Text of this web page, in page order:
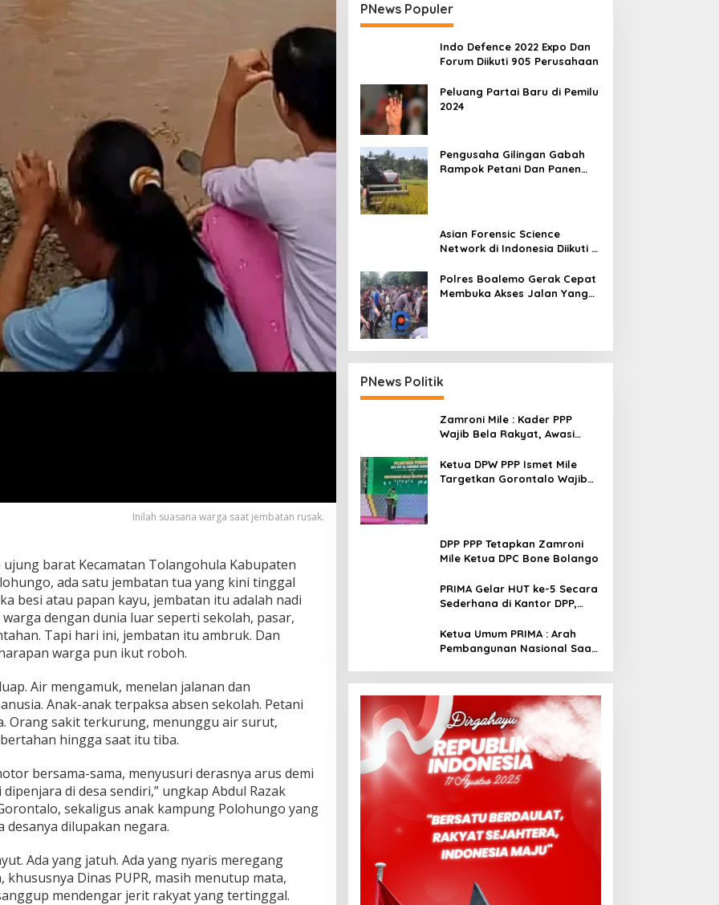
Inilah suasana warga saat jembatan rusak.
ujung barat Kecamatan Tolangohula Kabupaten
ada satu jembatan tua yang kini tinggal
besi atau papan kayu, jembatan itu adalah nadi
dengan dunia luar seperti sekolah, pasar,
Tapi hari ini, jembatan itu ambruk. Dan
warga pun ikut roboh.
Air mengamuk, menelan jalanan dan
Anak-anak terpaksa absen sekolah. Petani
Orang sakit terkurung, menunggu air surut,
hingga saat itu tiba.
bersama-sama, menyusuri derasnya arus demi
di desa sendiri,” ungkap Abdul Razak
sekaligus anak kampung Polohungo yang
dilupakan negara.
Ada yang jatuh. Ada yang nyaris meregang
Dinas PUPR, masih menutup mata,
mendengar jerit rakyat yang tertinggal.
PNews Populer
Indo Defence 2022 Expo Dan
Forum Diikuti 905 Perusahaan
Peluang Partai Baru di Pemilu
2024
Pengusaha Gilingan Gabah
Rampok Petani Dan Panen
Asian Forensic Science
Network di Indonesia Diikuti 17
Polres Boalemo Gerak Cepat
Membuka Akses Jalan Yang
PNews Politik
Zamroni Mile : Kader PPP
Wajib Bela Rakyat, Awasi
Ketua DPW PPP Ismet Mile
Targetkan Gorontalo Wajib
DPP PPP Tetapkan Zamroni
Mile Ketua DPC Bone Bolango
PRIMA Gelar HUT ke-5 Secara
Sederhana di Kantor DPP,
Dimulai dari Istana
Ketua Umum PRIMA : Arah
Pembangunan Nasional Saat